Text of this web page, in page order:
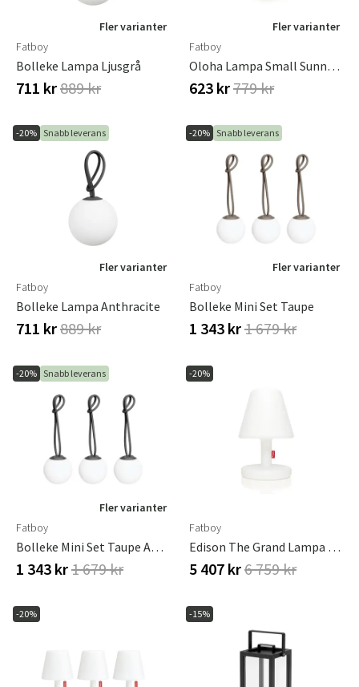
Fler varianter
Fatboy
Bolleke Lampa Ljusgrå
711 kr889 kr
Fler varianter
Fatboy
Oloha Lampa Small Sunny Orange
623 kr779 kr
-20% Snabb leverans
Fler varianter
Fatboy
Bolleke Lampa Anthracite
711 kr889 kr
-20% Snabb leverans
Fler varianter
Fatboy
Bolleke Mini Set Taupe
1 343 kr1 679 kr
-20% Snabb leverans
Fler varianter
Fatboy
Bolleke Mini Set Taupe Anthracite
1 343 kr1 679 kr
-20%
Fatboy
Edison The Grand Lampa Connect
5 407 kr6 759 kr
-20% -15%